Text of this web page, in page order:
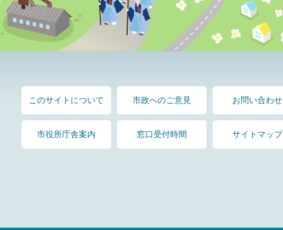
このサイトについて 市政へのご意見 お問い合わせ
市役所庁舎案内 窓口受付時間 サイトマップ